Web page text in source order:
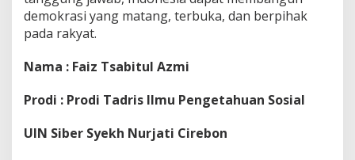
demokrasi yang matang, terbuka, dan berpihak
pada rakyat.
Nama : Faiz Tsabitul Azmi
Prodi : Prodi Tadris Ilmu Pengetahuan Sosial
UIN Siber Syekh Nurjati Cirebon